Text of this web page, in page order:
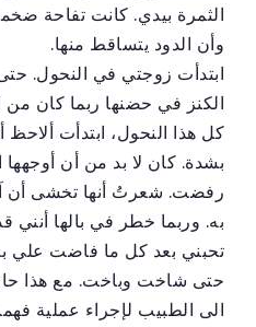
الثمرة بيدي. كانت تفاحة
وأن الدود يتساقط منها.
ابتدأت زوجتي في النحول. حتى
الكنز في حضنها ربما كان من
كل هذا النحول، ابتدأت
بشدة. كان لا بد من أن أوجهها
رفضت. شعرتُ أنها تخشى أن
به. وربما خطر في بالها
تحبني بعد كل ما فاضت علي
حتى شاخت وباخت. مع هذا
الى الطبيب لإجراء عملية